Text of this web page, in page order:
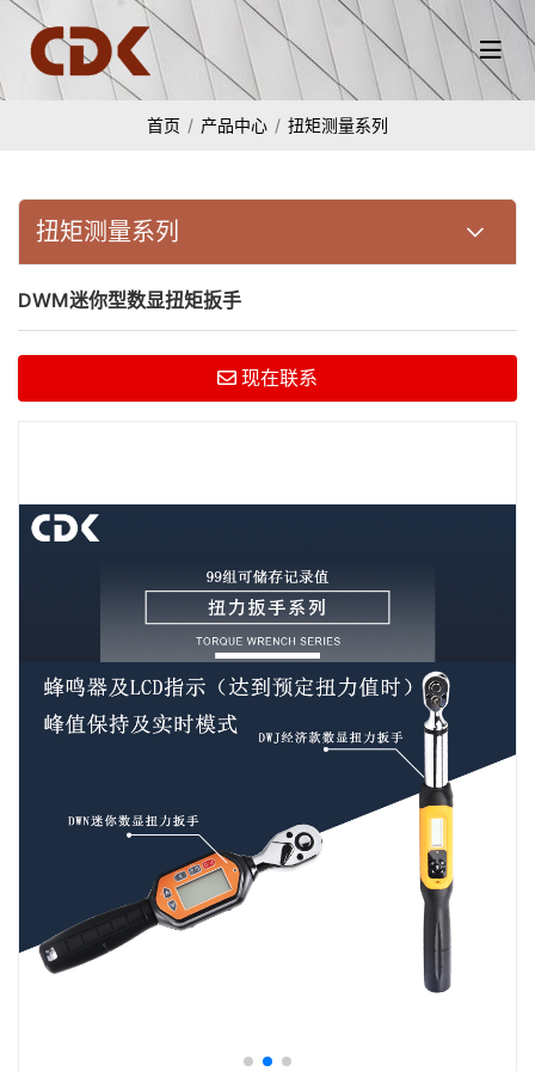
首页 产品中心 扭矩测量系列
扭矩测量系列
DWM迷你型数显扭矩扳手
现在联系